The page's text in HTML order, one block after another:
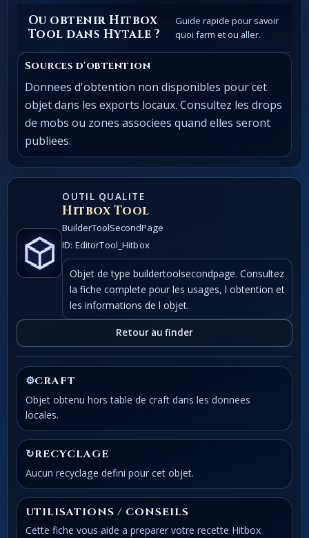
Ou obtenir Hitbox
Tool dans Hytale ?
Guide rapide pour savoir
quoi farm et ou aller.
Sources d'obtention
Donnees d'obtention non disponibles pour cet
objet dans les exports locaux. Consultez les drops
de mobs ou zones associees quand elles seront
publiees.
OUTIL QUALITE
Hitbox Tool
BuilderToolSecondPage
ID: EditorTool_Hitbox
Objet de type buildertoolsecondpage. Consultez
la fiche complete pour les usages, l obtention et
les informations de l objet.
Retour au finder
⚙CRAFT
Objet obtenu hors table de craft dans les donnees
locales.
↻RECYCLAGE
Aucun recyclage defini pour cet objet.
UTILISATIONS / CONSEILS
Cette fiche vous aide a preparer votre recette Hitbox